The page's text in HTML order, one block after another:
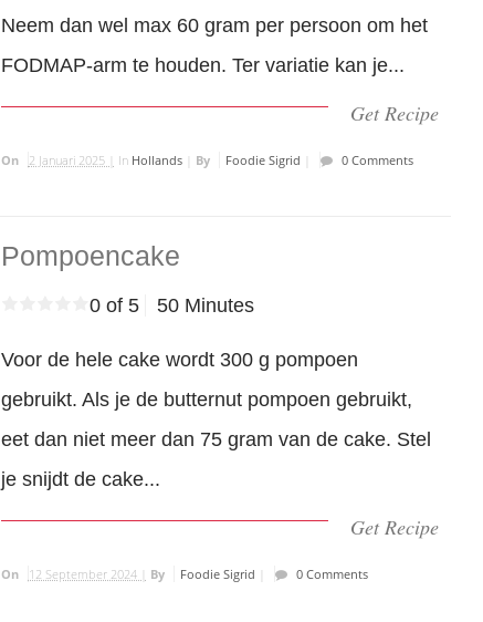
Neem dan wel max 60 gram per persoon om het
FODMAP-arm te houden. Ter variatie kan je...
Get Recipe
On 2 Januari 2025 | In Hollands| By Foodie Sigrid 0 Comments
Pompoencake
0 of 5 50 Minutes
Voor de hele cake wordt 300 g pompoen
gebruikt. Als je de butternut pompoen gebruikt,
eet dan niet meer dan 75 gram van de cake. Stel
je snijdt de cake...
Get Recipe
On 12 September 2024 | By Foodie Sigrid 0 Comments